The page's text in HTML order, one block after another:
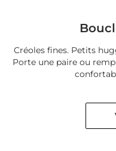
Créoles fines. Petits
Porte une paire ou